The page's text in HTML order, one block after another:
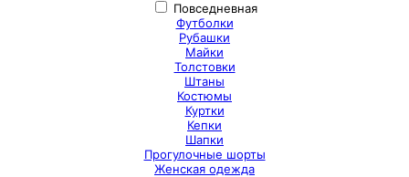
Повседневная
Футболки
Рубашки
Майки
Толстовки
Штаны
Костюмы
Куртки
Кепки
Шапки
Прогулочные шорты
Женская одежда